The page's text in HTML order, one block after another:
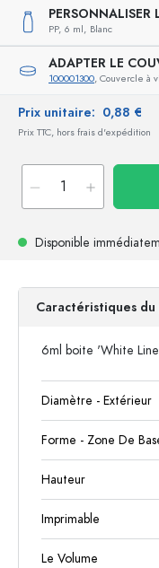
PERSONNALISER
PP, 6 ml, Blanc
ADAPTER LE
100001300, Couvercle à
Prix unitaire: 0,88 €
Prix TTC, hors frais d'expédition
Disponible
Caractéristiques
6ml boite 'White
Diamètre - Extérieur
Forme - Zone De
Hauteur
Imprimable
Le Volume